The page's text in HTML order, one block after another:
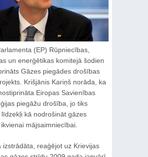
(EP) Rūpniecības,
un enerģētikas komitejā šodien
Gāzes piegādes drošības
Krišjānis Kariņš norāda, ka
Eiropas Savienības
piegāžu drošība, jo tiks
kā nodrošināt gāzes
mājsaimniecībai.
izstrādāta, reaģējot uz Krievijas